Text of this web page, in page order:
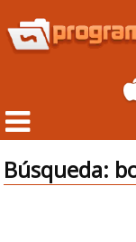
Búsqueda: